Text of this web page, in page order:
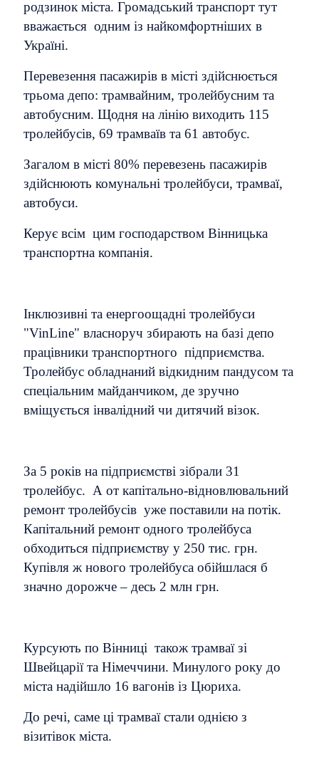
родзинок міста. Громадський транспорт тут
вважається одним із найкомфортніших в
Україні.
Перевезення пасажирів в місті здійснюється
трьома депо: трамвайним, тролейбусним та
автобусним. Щодня на лінію виходить 115
тролейбусів, 69 трамваїв та 61 автобус.
Загалом в місті 80% перевезень пасажирів
здійснюють комунальні тролейбуси, трамваї,
автобуси.
Керує всім цим господарством Вінницька
транспортна компанія.
Інклюзивні та енергоощадні тролейбуси
"VinLine" власноруч збирають на базі депо
працівники транспортного підприємства.
Тролейбус обладнаний відкидним пандусом та
спеціальним майданчиком, де зручно
вміщується інвалідний чи дитячий візок.
За 5 років на підприємстві зібрали 31
тролейбус. А от капітально-відновлювальний
ремонт тролейбусів уже поставили на потік.
Капітальний ремонт одного тролейбуса
обходиться підприємству у 250 тис. грн.
Купівля ж нового тролейбуса обійшлася б
значно дорожче – десь 2 млн грн.
Курсують по Вінниці також трамваї зі
Швейцарії та Німеччини. Минулого року до
міста надійшло 16 вагонів із Цюриха.
До речі, саме ці трамваї стали однією з
візитівок міста.